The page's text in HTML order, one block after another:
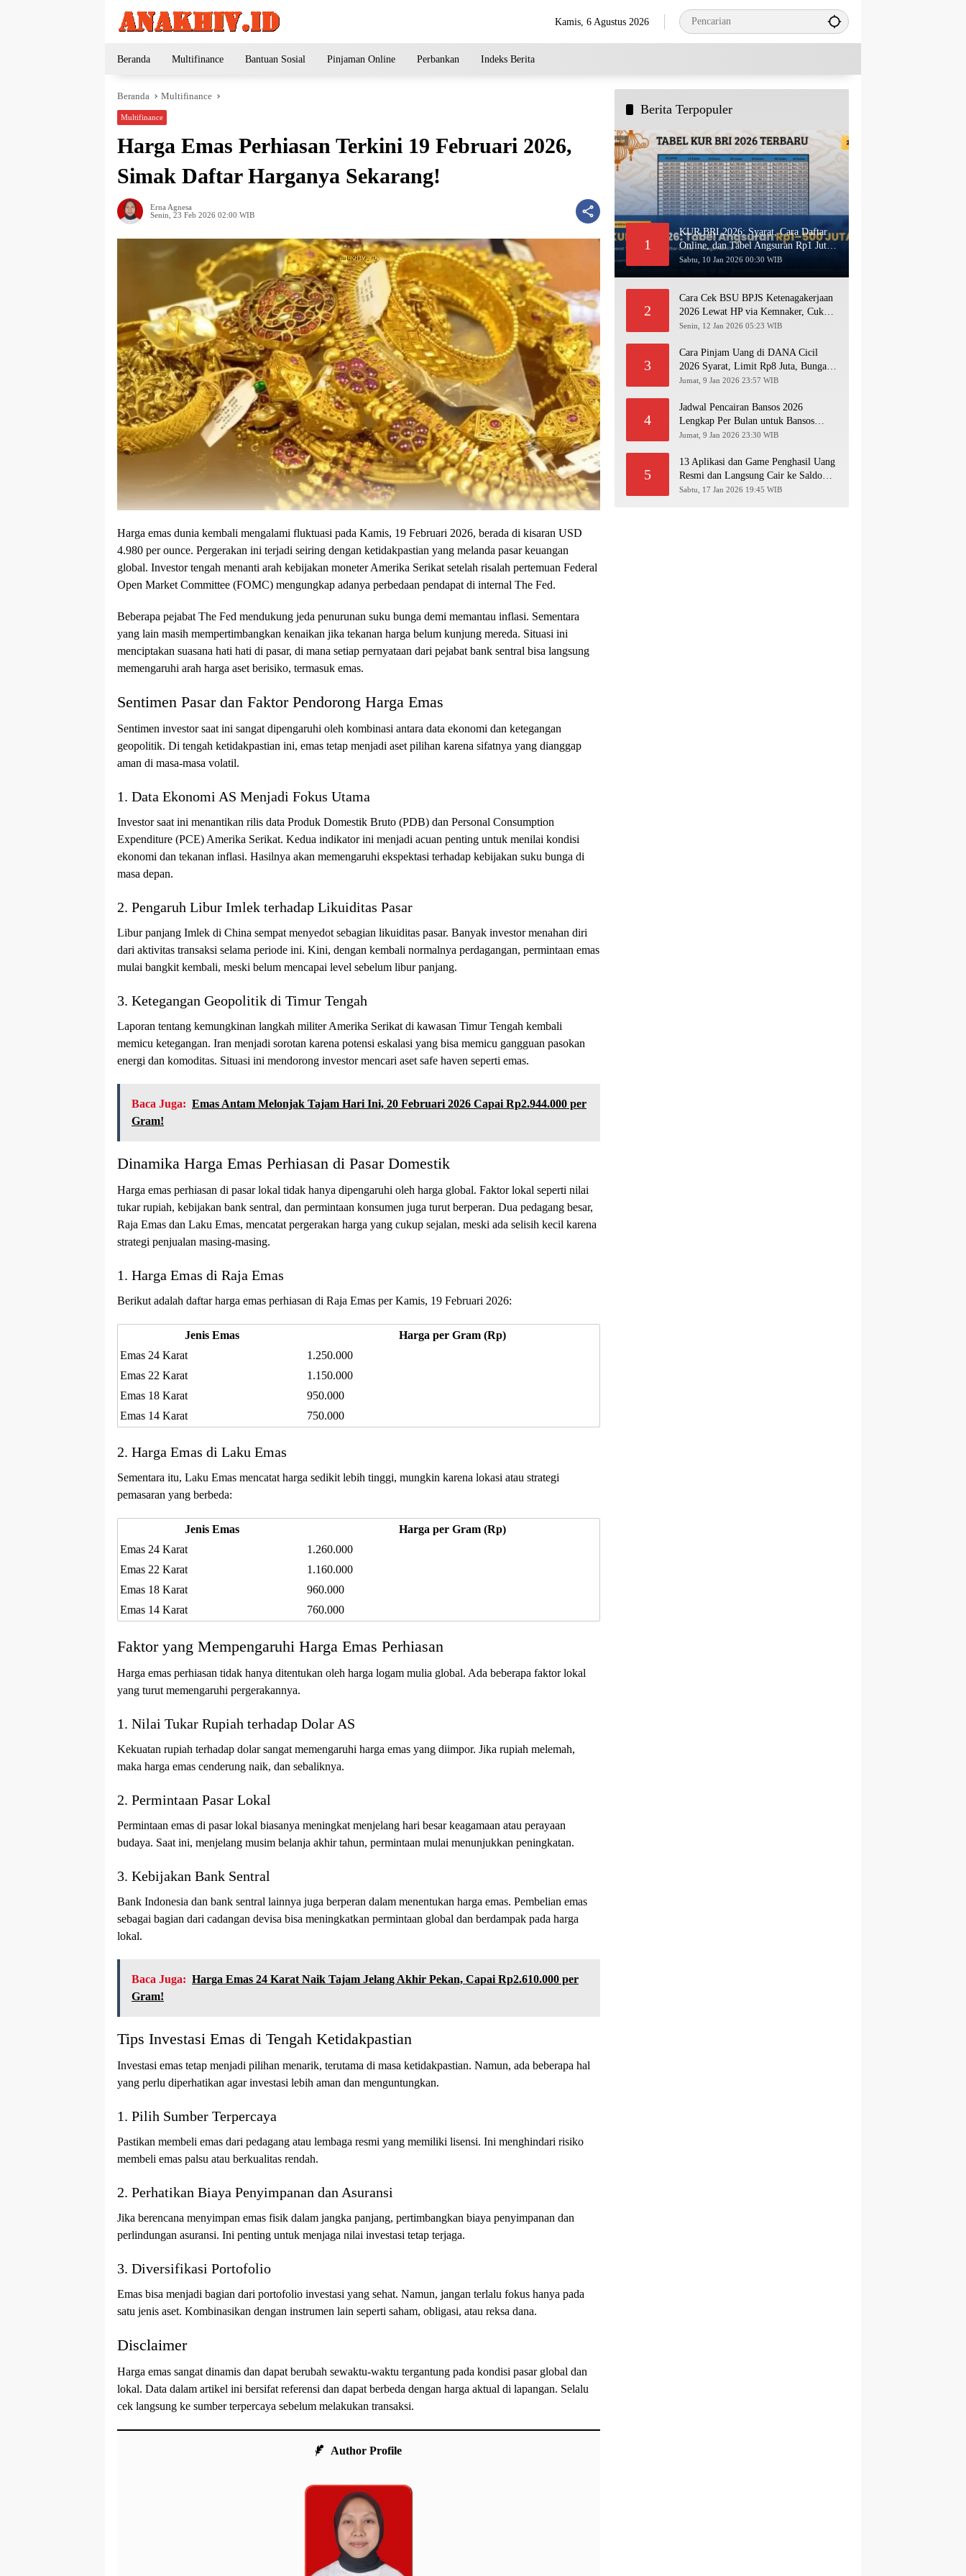
Kamis, 6 Agustus 2026
Beranda Multifinance Bantuan Sosial Pinjaman Online Perbankan Indeks Berita
Beranda Multifinance
Multifinance
Harga Emas Perhiasan Terkini 19 Februari 2026,
Simak Daftar Harganya Sekarang!
Erna Agnesa
Senin, 23 Feb 2026 02:00 WIB
Harga emas dunia kembali mengalami fluktuasi pada Kamis, 19 Februari 2026, berada di kisaran USD
4.980 per ounce. Pergerakan ini terjadi seiring dengan ketidakpastian yang melanda pasar keuangan
global. Investor tengah menanti arah kebijakan moneter Amerika Serikat setelah risalah pertemuan Federal
Open Market Committee (FOMC) mengungkap adanya perbedaan pendapat di internal The Fed.
Beberapa pejabat The Fed mendukung jeda penurunan suku bunga demi memantau inflasi. Sementara
yang lain masih mempertimbangkan kenaikan jika tekanan harga belum kunjung mereda. Situasi ini
menciptakan suasana hati hati di pasar, di mana setiap pernyataan dari pejabat bank sentral bisa langsung
memengaruhi arah harga aset berisiko, termasuk emas.
Sentimen Pasar dan Faktor Pendorong Harga Emas
Sentimen investor saat ini sangat dipengaruhi oleh kombinasi antara data ekonomi dan ketegangan
geopolitik. Di tengah ketidakpastian ini, emas tetap menjadi aset pilihan karena sifatnya yang dianggap
aman di masa-masa volatil.
1. Data Ekonomi AS Menjadi Fokus Utama
Investor saat ini menantikan rilis data Produk Domestik Bruto (PDB) dan Personal Consumption
Expenditure (PCE) Amerika Serikat. Kedua indikator ini menjadi acuan penting untuk menilai kondisi
ekonomi dan tekanan inflasi. Hasilnya akan memengaruhi ekspektasi terhadap kebijakan suku bunga di
masa depan.
2. Pengaruh Libur Imlek terhadap Likuiditas Pasar
Libur panjang Imlek di China sempat menyedot sebagian likuiditas pasar. Banyak investor menahan diri
dari aktivitas transaksi selama periode ini. Kini, dengan kembali normalnya perdagangan, permintaan emas
mulai bangkit kembali, meski belum mencapai level sebelum libur panjang.
3. Ketegangan Geopolitik di Timur Tengah
Laporan tentang kemungkinan langkah militer Amerika Serikat di kawasan Timur Tengah kembali
memicu ketegangan. Iran menjadi sorotan karena potensi eskalasi yang bisa memicu gangguan pasokan
energi dan komoditas. Situasi ini mendorong investor mencari aset safe haven seperti emas.
Baca Juga: Emas Antam Melonjak Tajam Hari Ini, 20 Februari 2026 Capai Rp2.944.000 per
Gram!
Dinamika Harga Emas Perhiasan di Pasar Domestik
Harga emas perhiasan di pasar lokal tidak hanya dipengaruhi oleh harga global. Faktor lokal seperti nilai
tukar rupiah, kebijakan bank sentral, dan permintaan konsumen juga turut berperan. Dua pedagang besar,
Raja Emas dan Laku Emas, mencatat pergerakan harga yang cukup sejalan, meski ada selisih kecil karena
strategi penjualan masing-masing.
1. Harga Emas di Raja Emas
Berikut adalah daftar harga emas perhiasan di Raja Emas per Kamis, 19 Februari 2026:
Jenis Emas
Harga per Gram (Rp)
Emas 24 Karat
1.250.000
Emas 22 Karat
1.150.000
Emas 18 Karat
950.000
Emas 14 Karat
750.000
2. Harga Emas di Laku Emas
Sementara itu, Laku Emas mencatat harga sedikit lebih tinggi, mungkin karena lokasi atau strategi
pemasaran yang berbeda:
Jenis Emas
Harga per Gram (Rp)
Emas 24 Karat
1.260.000
Emas 22 Karat
1.160.000
Emas 18 Karat
960.000
Emas 14 Karat
760.000
Faktor yang Mempengaruhi Harga Emas Perhiasan
Harga emas perhiasan tidak hanya ditentukan oleh harga logam mulia global. Ada beberapa faktor lokal
yang turut memengaruhi pergerakannya.
1. Nilai Tukar Rupiah terhadap Dolar AS
Kekuatan rupiah terhadap dolar sangat memengaruhi harga emas yang diimpor. Jika rupiah melemah,
maka harga emas cenderung naik, dan sebaliknya.
2. Permintaan Pasar Lokal
Permintaan emas di pasar lokal biasanya meningkat menjelang hari besar keagamaan atau perayaan
budaya. Saat ini, menjelang musim belanja akhir tahun, permintaan mulai menunjukkan peningkatan.
3. Kebijakan Bank Sentral
Bank Indonesia dan bank sentral lainnya juga berperan dalam menentukan harga emas. Pembelian emas
sebagai bagian dari cadangan devisa bisa meningkatkan permintaan global dan berdampak pada harga
lokal.
Baca Juga: Harga Emas 24 Karat Naik Tajam Jelang Akhir Pekan, Capai Rp2.610.000 per
Gram!
Tips Investasi Emas di Tengah Ketidakpastian
Investasi emas tetap menjadi pilihan menarik, terutama di masa ketidakpastian. Namun, ada beberapa hal
yang perlu diperhatikan agar investasi lebih aman dan menguntungkan.
1. Pilih Sumber Terpercaya
Pastikan membeli emas dari pedagang atau lembaga resmi yang memiliki lisensi. Ini menghindari risiko
membeli emas palsu atau berkualitas rendah.
2. Perhatikan Biaya Penyimpanan dan Asuransi
Jika berencana menyimpan emas fisik dalam jangka panjang, pertimbangkan biaya penyimpanan dan
perlindungan asuransi. Ini penting untuk menjaga nilai investasi tetap terjaga.
3. Diversifikasi Portofolio
Emas bisa menjadi bagian dari portofolio investasi yang sehat. Namun, jangan terlalu fokus hanya pada
satu jenis aset. Kombinasikan dengan instrumen lain seperti saham, obligasi, atau reksa dana.
Disclaimer
Harga emas sangat dinamis dan dapat berubah sewaktu-waktu tergantung pada kondisi pasar global dan
lokal. Data dalam artikel ini bersifat referensi dan dapat berbeda dengan harga aktual di lapangan. Selalu
cek langsung ke sumber terpercaya sebelum melakukan transaksi.
Author Profile
Berita Terpopuler
1
KUR BRI 2026: Syarat, Cara Daftar
Online, dan Tabel Angsuran Rp1 Juta–
500 Juta Terbaru
Sabtu, 10 Jan 2026 00:30 WIB
2
Cara Cek BSU BPJS Ketenagakerjaan
2026 Lewat HP via Kemnaker, Cukup
Pakai NIK KTP!
Senin, 12 Jan 2026 05:23 WIB
3
Cara Pinjam Uang di DANA Cicil
2026 Syarat, Limit Rp8 Juta, Bunga &
Langkah Pengajuan Lengkap
Jumat, 9 Jan 2026 23:57 WIB
4
Jadwal Pencairan Bansos 2026
Lengkap Per Bulan untuk Bansos
PKH, BPNT, PIP, BLT Kesra
Jumat, 9 Jan 2026 23:30 WIB
5
13 Aplikasi dan Game Penghasil Uang
Resmi dan Langsung Cair ke Saldo
Dana 2026
Sabtu, 17 Jan 2026 19:45 WIB